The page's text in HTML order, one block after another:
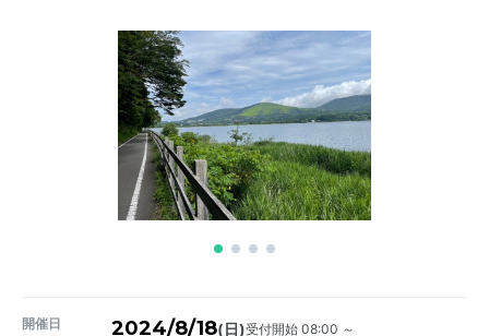
開催日 2024/8/18(日)受付開始 08:00 ～